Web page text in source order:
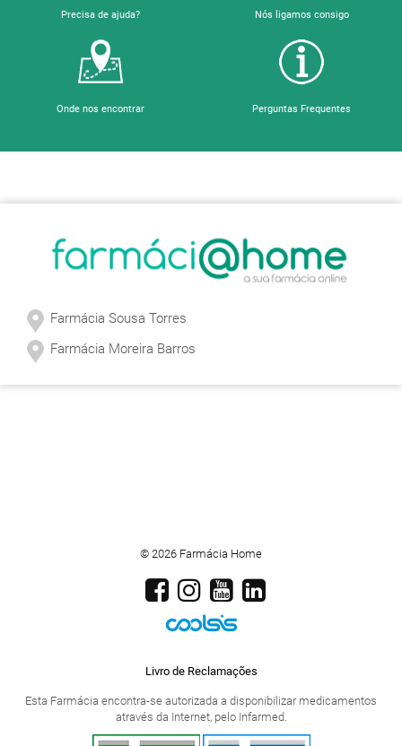
Precisa de ajuda? Nós ligamos consigo
Onde nos encontrar Perguntas Frequentes
Farmácia Sousa Torres
Farmácia Moreira Barros
© 2026 Farmácia Home
Livro de Reclamações
Esta Farmácia encontra-se autorizada a disponibilizar medicamentos
através da Internet, pelo Infarmed.